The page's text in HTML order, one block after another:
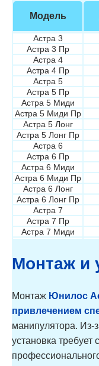
Модель
Астра 3
Астра 3 Пр
Астра 4
Астра 4 Пр
Астра 5
Астра 5 Пр
Астра 5 Миди
Астра 5 Миди Пр
Астра 5 Лонг
Астра 5 Лонг Пр
Астра 6
Астра 6 Пр
Астра 6 Миди
Астра 6 Миди Пр
Астра 6 Лонг
Астра 6 Лонг Пр
Астра 7
Астра 7 Пр
Астра 7 Миди
Астра 7 Лонг Пр
Астра 8 Миди
Астра 8 Миди Пр
Астра 8 Лонг Пр
Астра 9
Астра 9 Пр
Астра 9 Миди
Монтаж и
Монтаж Юнилос
привлечением
манипулятора. Из-
установка требует